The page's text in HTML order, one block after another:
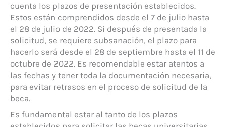
cuenta los plazos de presentación establecidos.
Estos están comprendidos desde el 7 de julio hasta
el 28 de julio de 2022. Si después de presentada la
solicitud, se requiere subsanación, el plazo para
hacerlo será desde el 28 de septiembre hasta el 11 de
octubre de 2022. Es recomendable estar atentos a
las fechas y tener toda la documentación necesaria,
para evitar retrasos en el proceso de solicitud de la
beca.
Es fundamental estar al tanto de los plazos